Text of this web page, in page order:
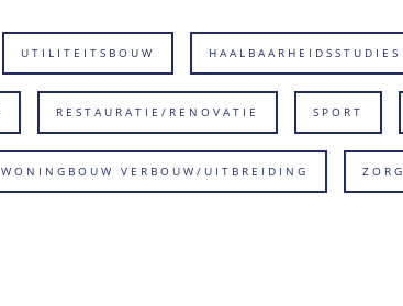
UTILITEITSBOUW HAALBAARHEIDSSTUDIES
RESTAURATIE/RENOVATIE SPORT
WONINGBOUW VERBOUW/UITBREIDING ZORG